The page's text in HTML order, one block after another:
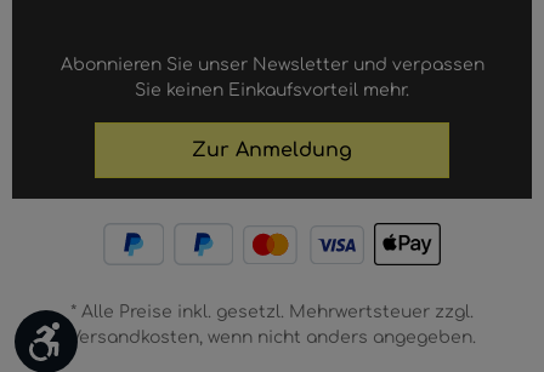
Abonnieren Sie unser Newsletter und verpassen
Sie keinen Einkaufsvorteil mehr.
Zur Anmeldung
* Alle Preise inkl. gesetzl. Mehrwertsteuer zzgl.
Versandkosten, wenn nicht anders angegeben.
Werkzeugleiste anzeigen